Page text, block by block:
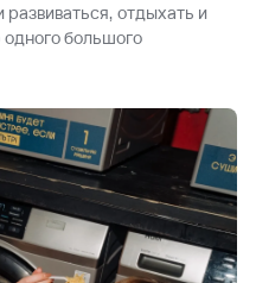
отдыхать и
большого